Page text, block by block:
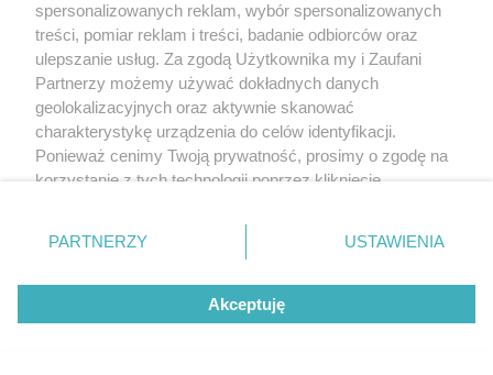
spersonalizowanych reklam, wybór spersonalizowanych
treści, pomiar reklam i treści, badanie odbiorców oraz
ulepszanie usług. Za zgodą Użytkownika my i Zaufani
Partnerzy możemy używać dokładnych danych
geolokalizacyjnych oraz aktywnie skanować
charakterystykę urządzenia do celów identyfikacji.
Ponieważ cenimy Twoją prywatność, prosimy o zgodę na
korzystanie z tych technologii poprzez kliknięcie
zmienić/wycofać klikając przycisk ustawień prywatności
znajdujący się w lewym dolnym rogu strony
rodzaje przetwarzania danych nie wymagają zgody
użytkownika, ale masz prawo sprzeciwić się takiemu
przetwarzaniu. Preferencje będą miały zastosowanie tylko
PARTNERZY USTAWIENIA
Akceptuję